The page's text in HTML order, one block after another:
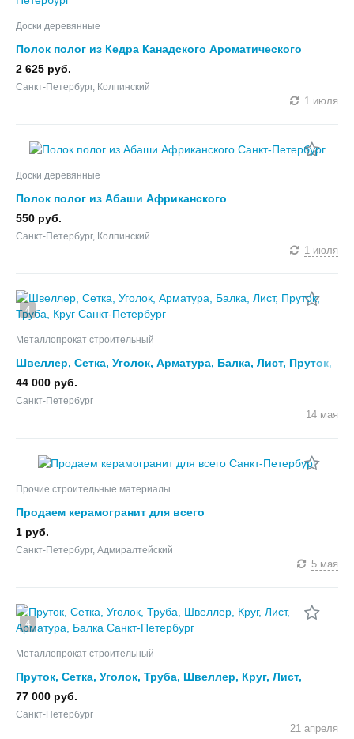
Доски деревянные
Полок полог из Кедра Канадского Ароматического
2 625 руб.
Санкт-Петербург, Колпинский
1 июля
Доски деревянные
Полок полог из Абаши Африканского
550 руб.
Санкт-Петербург, Колпинский
1 июля
4
Металлопрокат строительный
Швеллер, Сетка, Уголок, Арматура, Балка, Лист, Пруток,
Труба, Круг
44 000 руб.
Санкт-Петербург
14 мая
Прочие строительные материалы
Продаем керамогранит для всего
1 руб.
Санкт-Петербург, Адмиралтейский
5 мая
4
Металлопрокат строительный
Пруток, Сетка, Уголок, Труба, Швеллер, Круг, Лист,
Арматура, Балка
77 000 руб.
Санкт-Петербург
21 апреля